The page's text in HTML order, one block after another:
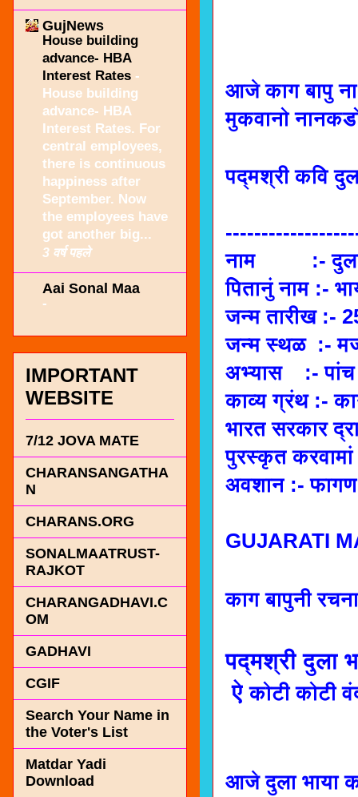
आजे काग बापु
मुकवानो
पद्मश्री कवि
नाम :- दुला
पितानुं नाम :-
जन्म तारीख :-
जन्म स्थळ :-
अभ्यास :- पांच
काव्य ग्रंथ :-
भारत सरकार
पुरस्कृत
अवशान :-
GUJARATI
काग बापुनी
पद्मश्री दुला
ऐकोटी कोटी
आजे दुला भाया
GujNews
House building
advance- HBA
Interest Rates -
House building
advance- HBA
Interest Rates. For
central employees,
there is continuous
happiness after
September. Now
the employees have
got another big...
3 वर्ष पहले
Aai Sonal Maa
-
IMPORTANT
WEBSITE
7/12 JOVA MATE
CHARANSANGATHA
N
CHARANS.ORG
SONALMAATRUST-
RAJKOT
CHARANGADHAVI.C
OM
GADHAVI
CGIF
Search Your Name in
the Voter's List
Matdar Yadi
Download